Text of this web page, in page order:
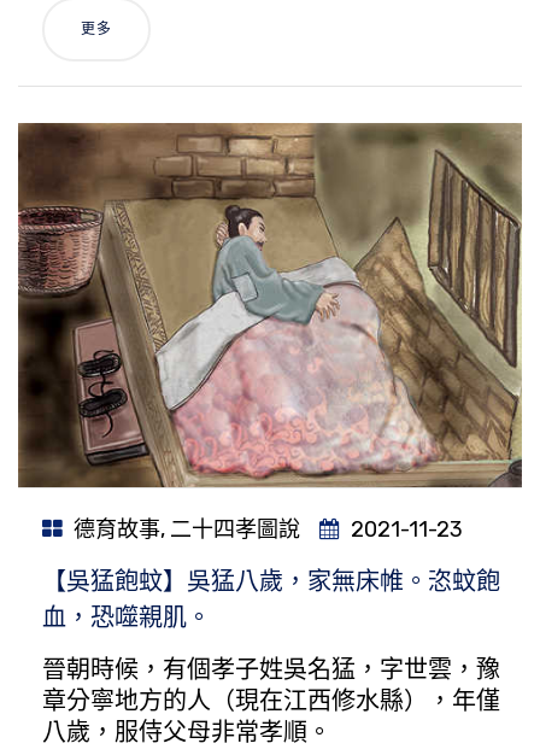
更多
德育故事, 二十四孝圖說 2021-11-23
【吳猛飽蚊】吳猛八歲，家無床帷。恣蚊飽
血，恐噬親肌。
晉朝時候，有個孝子姓吳名猛，字世雲，豫
章分寧地方的人（現在江西修水縣），年僅
八歲，服侍父母非常孝順。